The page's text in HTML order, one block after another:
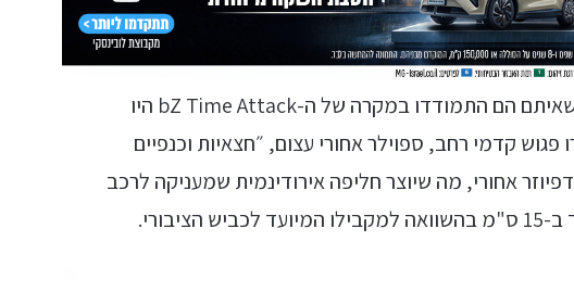
בטויוטה אומרים ששני האתגרים העיקריים שאיתם הם התמודדו במקרה של ה-bZ Time Attack היו
פגוש קדמי רחב, ספוילר אחורי עצום, ״חצאיות וכנפיים
אחורי, מה שיוצר חליפה אירודינמית שמעניקה לרכב